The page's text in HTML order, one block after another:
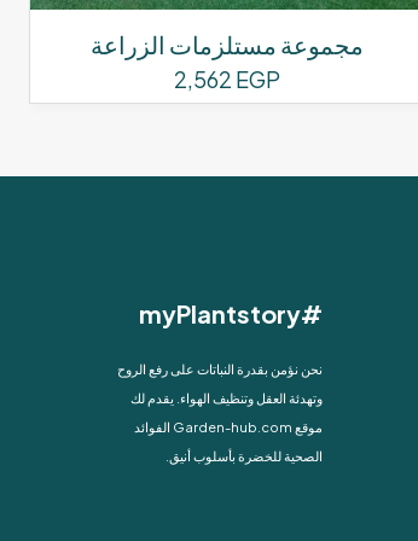
مجموعة مستلزمات الزراعة
2,562 EGP
#myPlantstory
نحن نؤمن بقدرة النباتات على رفع الروح
وتهدئة العقل وتنظيف الهواء. يقدم لك
موقع Garden-hub.com الفوائد
الصحية للخضرة بأسلوب أنيق.